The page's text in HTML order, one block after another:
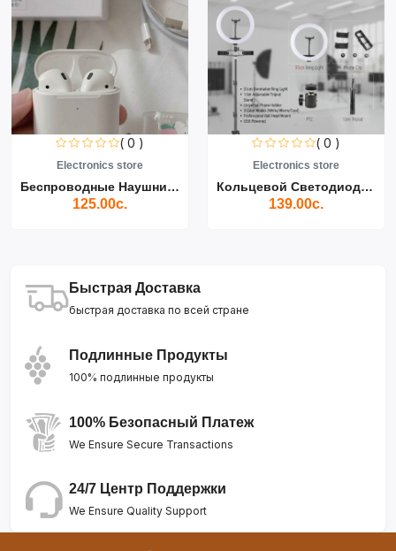
( 0 )
Electronics store
Беспроводные Наушники Air...
125.00с.
( 0 )
Electronics store
Кольцевой Светодиодный Св...
139.00с.
Быстрая Доставка
быстрая доставка по всей стране
Подлинные Продукты
100% подлинные продукты
100% Безопасный Платеж
We Ensure Secure Transactions
24/7 Центр Поддержки
We Ensure Quality Support